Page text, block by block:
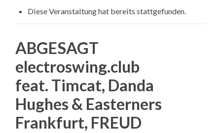
Diese Veranstaltung hat bereits stattgefunden.
ABGESAGT
electroswing.club
feat. Timcat, Danda
Hughes & Easterners
Frankfurt, FREUD